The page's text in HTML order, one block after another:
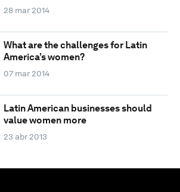
28 mar 2014
What are the challenges for Latin
America’s women?
07 mar 2014
Latin American businesses should
value women more
23 abr 2013